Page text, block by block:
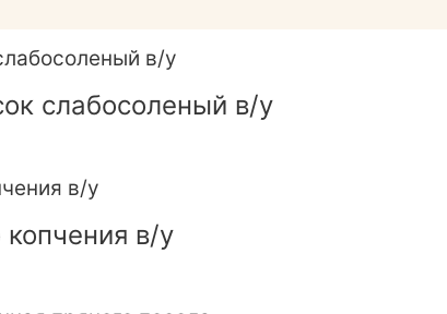
слабосоленый в/у
в/у